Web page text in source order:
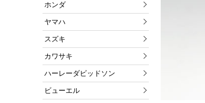
ホンダ
ヤマハ
スズキ
カワサキ
ハーレーダビッドソン
ビューエル